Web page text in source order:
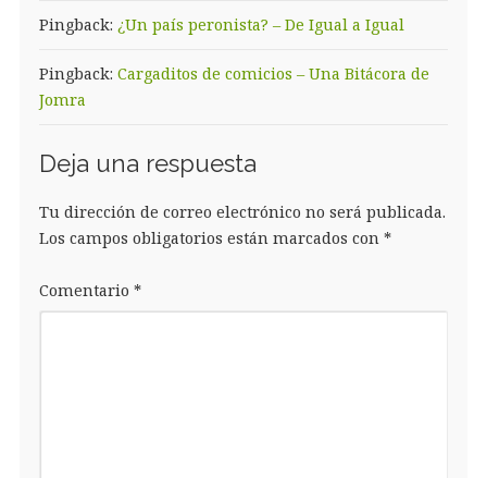
Pingback: ¿Un país peronista? – De Igual a Igual
Pingback: Cargaditos de comicios – Una Bitácora de
Jomra
Deja una respuesta
Tu dirección de correo electrónico no será publicada.
Los campos obligatorios están marcados con *
Comentario *